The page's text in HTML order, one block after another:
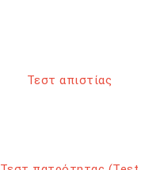
Τεστ απιστίας